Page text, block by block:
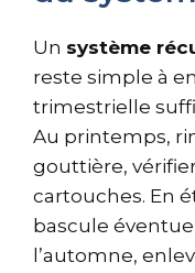
Un système
reste simple à
trimestrielle
Au printemps,
gouttière,
cartouches. En
bascule
l’automne,